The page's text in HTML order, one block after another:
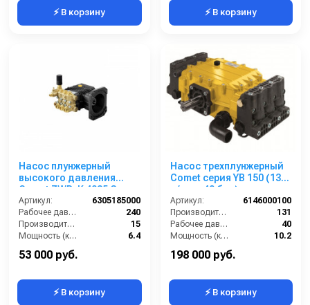
⚡ В корзину ⚡ В корзину
Насос плунжерный
высокого давления
Comet ZWD-K 4035 G
(15/240) 3400 об/мин.Ø
1”п.в.
Артикул:
6305185000
Рабочее давление (бар):
240
Производительность (л/мин):
15
Мощность (кВт):
6.4
53 000 руб.
⚡ В корзину
Насос трехплунжерный
Comet серия YB 150 (131
л/мин; 40 бар)
Артикул:
6146000100
Производительность (л/мин):
131
Рабочее давление (бар):
40
Мощность (кВт):
10.2
198 000 руб.
⚡ В корзину